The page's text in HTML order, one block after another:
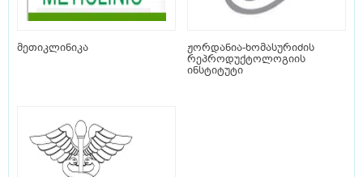
მეთიკლინიკა
ჟორდანია-ხომასურიძის
რეპროდუქტოლოგიის
ინსტიტუტი